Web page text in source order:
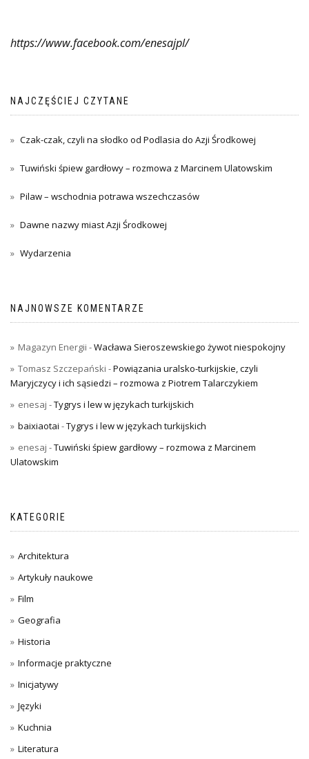
https://www.facebook.com/enesajpl/
NAJCZĘŚCIEJ CZYTANE
Czak-czak, czyli na słodko od Podlasia do Azji Środkowej
Tuwiński śpiew gardłowy – rozmowa z Marcinem Ulatowskim
Pilaw – wschodnia potrawa wszechczasów
Dawne nazwy miast Azji Środkowej
Wydarzenia
NAJNOWSZE KOMENTARZE
Magazyn Energii -Wacława Sieroszewskiego żywot niespokojny
Tomasz Szczepański -Powiązania uralsko-turkijskie, czyli
Maryjczycy i ich sąsiedzi – rozmowa z Piotrem Talarczykiem
enesaj -Tygrys i lew w językach turkijskich
baixiaotai -Tygrys i lew w językach turkijskich
enesaj -Tuwiński śpiew gardłowy – rozmowa z Marcinem
Ulatowskim
KATEGORIE
Architektura
Artykuły naukowe
Film
Geografia
Historia
Informacje praktyczne
Inicjatywy
Języki
Kuchnia
Literatura